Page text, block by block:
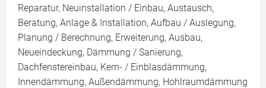
Reparatur, Neuinstallation / Einbau, Austausch,
Beratung, Anlage & Installation, Aufbau / Auslegung,
Planung / Berechnung, Erweiterung, Ausbau,
Neueindeckung, Dämmung / Sanierung,
Dachfenstereinbau, Kern- / Einblasdämmung,
Innendämmung, Außendämmung, Hohlraumdämmung